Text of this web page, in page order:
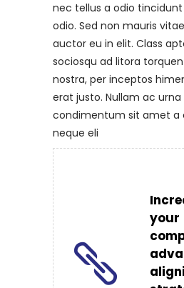
nec tellus a odio
odio. Sed non mauris
auctor eu in elit. Class
sociosqu ad litora
nostra, per inceptos
erat justo. Nullam ac
condimentum sit amet a
neque eli
your